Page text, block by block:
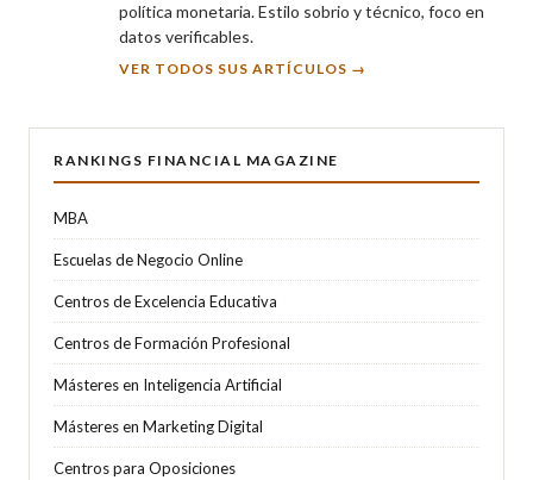
política monetaria. Estilo sobrio y técnico, foco en
datos verificables.
VER TODOS SUS ARTÍCULOS →
RANKINGS FINANCIAL MAGAZINE
MBA
Escuelas de Negocio Online
Centros de Excelencia Educativa
Centros de Formación Profesional
Másteres en Inteligencia Artificial
Másteres en Marketing Digital
Centros para Oposiciones